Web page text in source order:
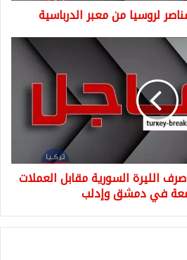
لروسيا من معبر الدرباسية
الليرة السورية مقابل العملات
في دمشق وإدلب